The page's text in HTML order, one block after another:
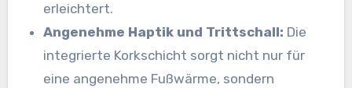
erleichtert.
Angenehme Haptik und Trittschall: Die
integrierte Korkschicht sorgt nicht nur für
eine angenehme Fußwärme, sondern